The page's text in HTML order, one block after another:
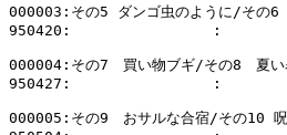
000003:その5 ダンゴ虫のように/その6
950420:                :
000004:その7　買い物ブギ/その8　夏い
950427:                :
000005:その9　おサルな合宿/その10 呪